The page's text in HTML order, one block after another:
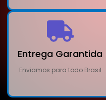
Entrega Garantida
Enviamos para todo Brasil